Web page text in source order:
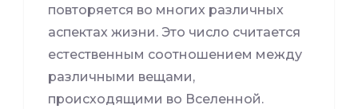
повторяется во многих различных
аспектах жизни. Это число считается
естественным соотношением между
различными вещами,
происходящими во Вселенной.